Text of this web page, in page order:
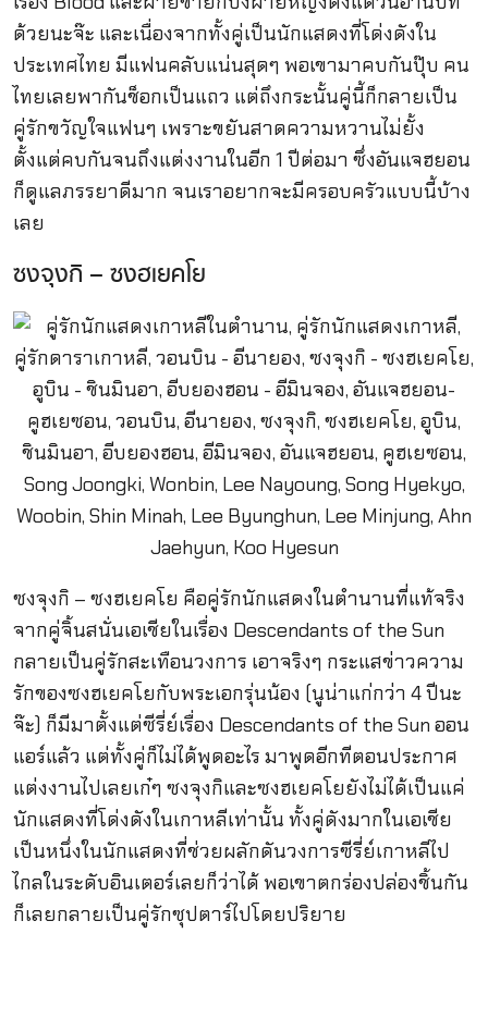
ด้วยนะจ๊ะ และเนื่องจากทั้งคู่เป็นนักแสดงที่โด่งดังใน
ประเทศไทย มีแฟนคลับแน่นสุดๆ พอเขามาคบกันปุ๊บ คน
ไทยเลยพากันช็อกเป็นแถว แต่ถึงกระนั้นคู่นี้ก็กลายเป็น
คู่รักขวัญใจแฟนๆ เพราะขยันสาดความหวานไม่ยั้ง
ตั้งแต่คบกันจนถึงแต่งงานในอีก 1 ปีต่อมา ซึ่งอันแจฮยอน
ก็ดูแลภรรยาดีมาก จนเราอยากจะมีครอบครัวแบบนี้บ้าง
เลย
ซงจุงกิ – ซงฮเยคโย
ซงจุงกิ – ซงฮเยคโย คือคู่รักนักแสดงในตำนานที่แท้จริง
จากคู่จิ้นสนั่นเอเชียในเรื่อง Descendants of the Sun
กลายเป็นคู่รักสะเทือนวงการ เอาจริงๆ กระแสข่าวความ
รักของซงฮเยคโยกับพระเอกรุ่นน้อง (นูน่าแก่กว่า 4 ปีนะ
จ๊ะ) ก็มีมาตั้งแต่ซีรี่ย์เรื่อง Descendants of the Sun ออน
แอร์แล้ว แต่ทั้งคู่ก็ไม่ได้พูดอะไร มาพูดอีกทีตอนประกาศ
แต่งงานไปเลยเก๋ๆ ซงจุงกิและซงฮเยคโยยังไม่ได้เป็นแค่
นักแสดงที่โด่งดังในเกาหลีเท่านั้น ทั้งคู่ดังมากในเอเชีย
เป็นหนึ่งในนักแสดงที่ช่วยผลักดันวงการซีรี่ย์เกาหลีไป
ไกลในระดับอินเตอร์เลยก็ว่าได้ พอเขาตกร่องปล่องชิ้นกัน
ก็เลยกลายเป็นคู่รักซุปตาร์ไปโดยปริยาย